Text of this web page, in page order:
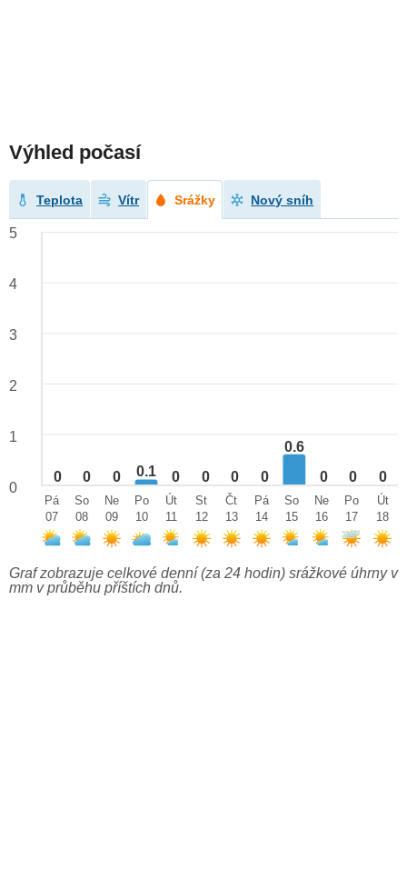
Výhled počasí
Teplota Vítr Srážky Nový sníh
0 0 0 0.1 0 0 0 0
0.6
0 0 0
5
4
3
2
1
0
Pá
07
So
08
Ne
09
Po
10
Út
11
St
12
Čt
13
Pá
14
So
15
Ne
16
Po
17
Út
18
Graf zobrazuje celkové denní (za 24 hodin) srážkové úhrny v
mm v průběhu příštích dnů.